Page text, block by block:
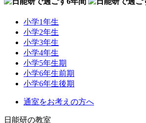
小学1年生
小学2年生
小学3年生
小学4年生
小学5年生期
小学6年生前期
小学6年生後期
通室をお考えの方へ
日能研の教室